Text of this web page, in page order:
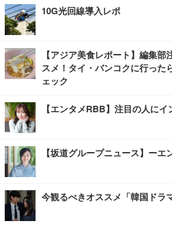
10G光回線導入レポ
【アジア美食レポート】編集
スメ！タイ・バンコクに行った
ェック
【エンタメRBB】注目の人に
【坂道グループニュース】ーエ
今観るべきオススメ「韓国ドラ